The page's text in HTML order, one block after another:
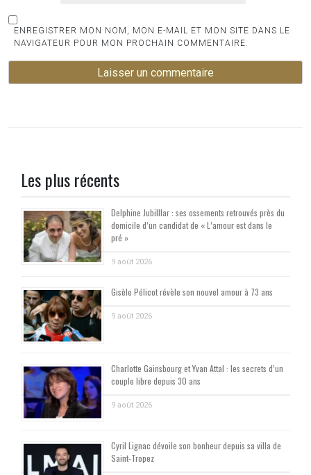
ENREGISTRER MON NOM, MON E-MAIL ET MON SITE DANS LE
NAVIGATEUR POUR MON PROCHAIN COMMENTAIRE.
Les plus récents
Delphine Jubilllar : ses ossements retrouvés près du
domicile d’un candidat de « L’amour est dans le
pré »
9 août 2026
Gisèle Pélicot révèle son nouvel amour à 73 ans
9 août 2026
Charlotte Gainsbourg et Yvan Attal : les secrets d’un
couple libre depuis 30 ans
9 août 2026
Cyril Lignac dévoile son bonheur depuis sa villa de
Saint-Tropez